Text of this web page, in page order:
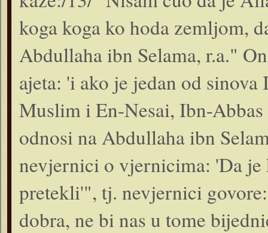
koga koga ko hoda zemljom,
Abdullaha ibn Selama, r.a."
ajeta: 'i ako je jedan od
Muslim i En-Nesai, Ibn-
odnosi na Abdullaha ibn
nevjernici o vjernicima: 'Da je
pretekli'", tj. nevjernici
dobra, ne bi nas u tome